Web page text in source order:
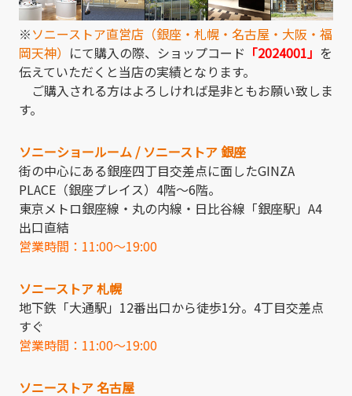
※ソニーストア直営店（銀座・札幌・名古屋・大阪・福
岡天神） にて購入の際、ショップコード 「2024001」 を
伝えていただくと当店の実績となります。
ご購入される方はよろしければ是非ともお願い致しま
す。
ソニーショールーム / ソニーストア 銀座
街の中心にある銀座四丁目交差点に面したGINZA
PLACE（銀座プレイス）4階～6階。
東京メトロ銀座線・丸の内線・日比谷線「銀座駅」A4
出口直結
営業時間：11:00～19:00
ソニーストア 札幌
地下鉄「大通駅」12番出口から徒歩1分。4丁目交差点
すぐ
営業時間：11:00～19:00
ソニーストア 名古屋